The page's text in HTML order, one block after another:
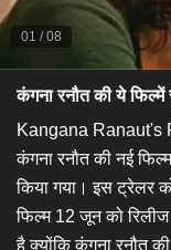
01 /08
कंगना रनौत की ये फिल्में
Kangana Ranaut's
कंगना रनौत की नई
किया गया। इस ट्रेलर
फिल्म 12 जून को रिलीज
है क्योंकि कंगना रनौत